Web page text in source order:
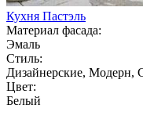
Кухня Пастэль
Материал фасада:
Эмаль
Стиль:
Дизайнерские, Модерн,
Цвет:
Белый